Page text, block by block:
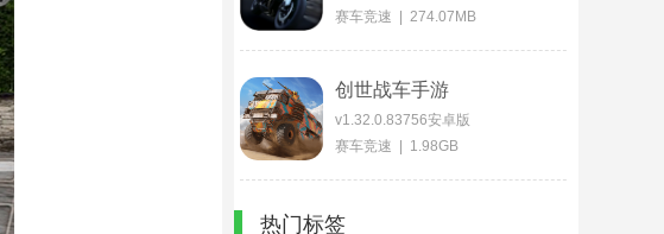
赛车竞速 | 274.07MB
创世战车手游
v1.32.0.83756安卓版
赛车竞速 | 1.98GB
热门标签